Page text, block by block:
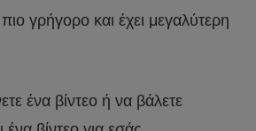
γρήγορο και έχει μεγαλύτερη
ένα βίντεο ή να βάλετε